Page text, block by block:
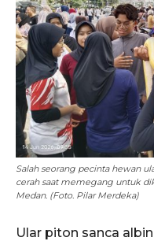
Salah seorang pecinta hewan
cerah saat memegang untuk
Medan. (Foto. Pilar Merdeka)
Ular piton sanca